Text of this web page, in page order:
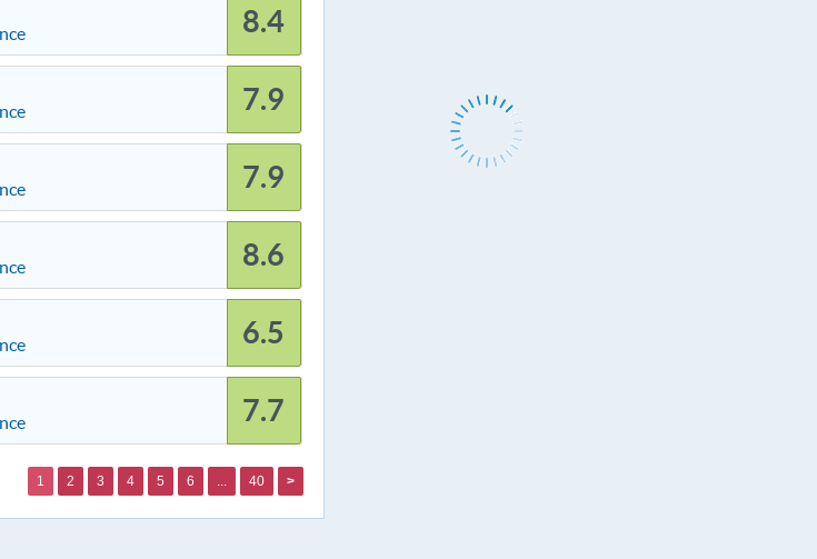
8.4
7.9
7.9
8.6
6.5
7.7
1 2 3 4 5 6 ... 40 >